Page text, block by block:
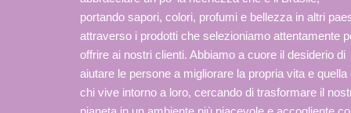
portando sapori, colori, profumi e bellezza in altri
attraverso i prodotti che selezioniamo attentamente
offrire ai nostri clienti. Abbiamo a cuore il desiderio di
aiutare le persone a migliorare la propria vita e quella
chi vive intorno a loro, cercando di trasformare il